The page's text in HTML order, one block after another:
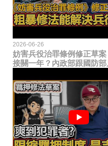
2026-06-26
妨害兵役治罪條例修正草
接關一年？內政部跟國防
題？